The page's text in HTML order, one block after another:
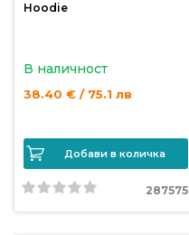
Hoodie
В наличност
38.40 € / 75.1 лв
Добави в количка
287575